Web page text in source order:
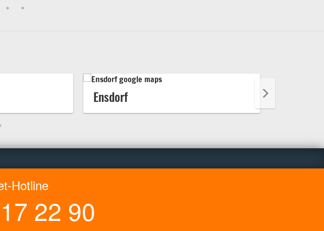
Ensdorf
Hotline
22 90